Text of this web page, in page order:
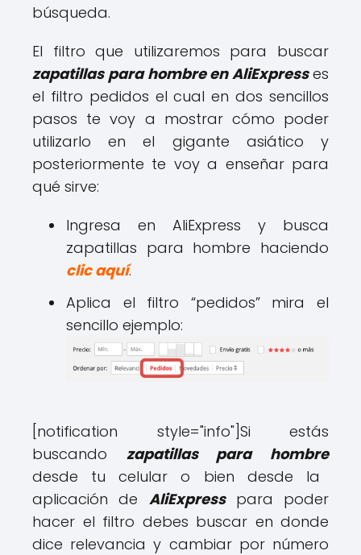
búsqueda.
El filtro que utilizaremos para buscar
zapatillas para hombre en AliExpresses
el filtro pedidos el cual en dos sencillos
pasos te voy a mostrar cómo poder
utilizarlo en el gigante asiático y
posteriormente te voy a enseñar para
qué sirve:
Ingresa en AliExpress y busca
zapatillas para hombre haciendo
clic aquí.
Aplica el filtro “pedidos” mira el
sencillo ejemplo:
[notification style="info"]Si estás
buscando zapatillas para hombre
desde tu celular o bien desde la
aplicación de AliExpresspara poder
hacer el filtro debes buscar en donde
dice relevancia y cambiar por número